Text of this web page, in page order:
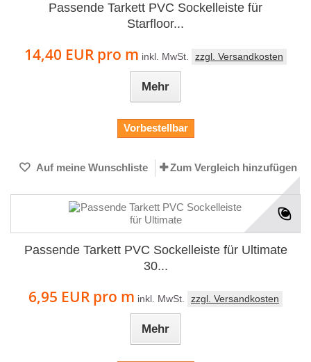
Passende Tarkett PVC Sockelleiste für
Starfloor...
14,40 EUR pro m inkl. MwSt. zzgl. Versandkosten
Mehr
Vorbestellbar
Auf meine Wunschliste Zum Vergleich hinzufügen
Passende Tarkett PVC Sockelleiste für Ultimate
30...
6,95 EUR pro m inkl. MwSt. zzgl. Versandkosten
Mehr